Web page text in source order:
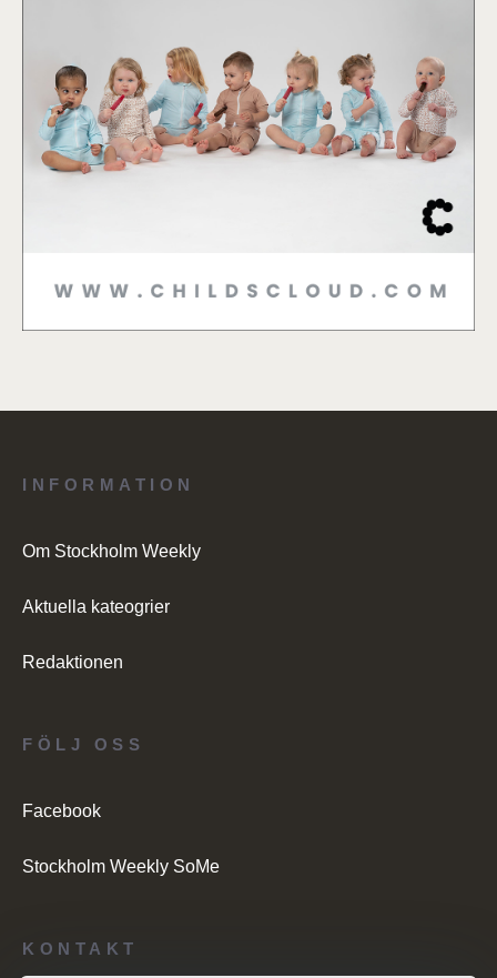
INFORMATION
Om Stockholm Weekly
Aktuella kateogrier
Redaktionen
KONTAKT
FÖLJ OSS
Facebook
Stockholm Weekly SoMe